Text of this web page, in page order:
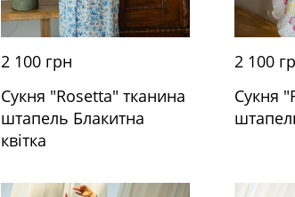
2 100 грн
Сукня "Rosetta" тканина
штапель Блакитна
квітка
2 100
Сукня